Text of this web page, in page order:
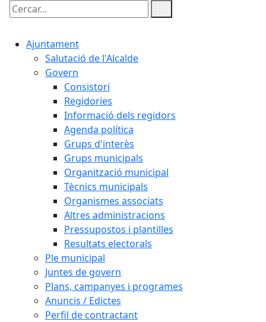
Cercar:
Ajuntament
Salutació de l'Alcalde
Govern
Consistori
Regidories
Informació dels regidors
Agenda política
Grups d'interès
Grups municipals
Organització municipal
Tècnics municipals
Organismes associats
Altres administracions
Pressupostos i plantilles
Resultats electorals
Ple municipal
Juntes de govern
Plans, campanyes i programes
Anuncis / Edictes
Perfil de contractant